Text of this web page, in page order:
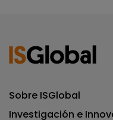
Sobre ISGlobal
Investigación e